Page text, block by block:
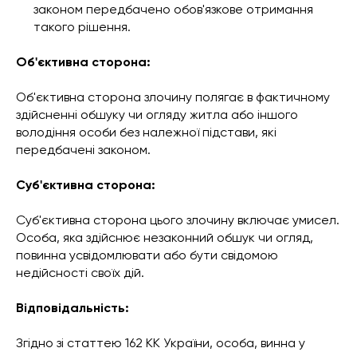
законом передбачено обов'язкове отримання
такого рішення.
Об'єктивна сторона:
Об'єктивна сторона злочину полягає в фактичному
здійсненні обшуку чи огляду житла або іншого
володіння особи без належної підстави, які
передбачені законом.
Суб'єктивна сторона:
Суб'єктивна сторона цього злочину включає умисел.
Особа, яка здійснює незаконний обшук чи огляд,
повинна усвідомлювати або бути свідомою
недійсності своїх дій.
Відповідальність:
Згідно зі статтею 162 КК України, особа, винна у